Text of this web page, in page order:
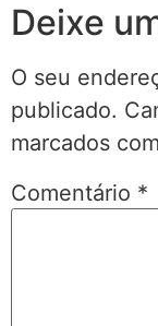
Deixe
O seu
publicado.
marcados com
Comentário *